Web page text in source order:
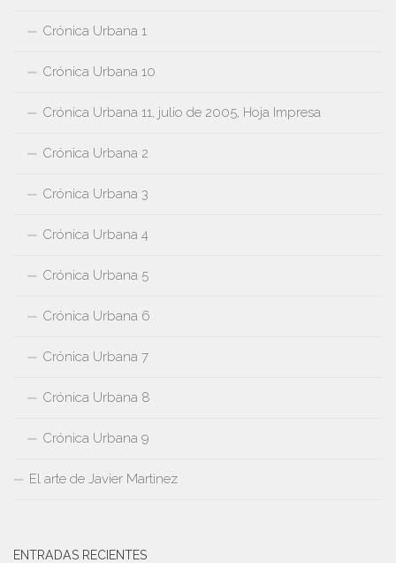
Crónica Urbana 1
Crónica Urbana 10
Crónica Urbana 11, julio de 2005, Hoja Impresa
Crónica Urbana 2
Crónica Urbana 3
Crónica Urbana 4
Crónica Urbana 5
Crónica Urbana 6
Crónica Urbana 7
Crónica Urbana 8
Crónica Urbana 9
El arte de Javier Martinez
ENTRADAS RECIENTES